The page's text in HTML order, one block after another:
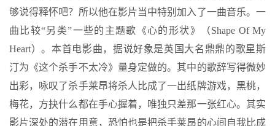
够说得释怀吧？所以他在影片当中特别加入了一曲音乐。一
曲比较“另类”一些的主题歌《心的形状》（Shape Of My
Heart）。本首电影曲，据说好象是英国大名鼎鼎的歌星斯
汀为《这个杀手不太冷》量身定做的。其中的歌辞写得微妙
出彩，咏叹了杀手莱昂将杀人比成了一出纸牌游戏，黑桃，
梅花，方抉什么都在手心握着，唯独只差那一张红心。其实
影片深处的潜在用意，恐怕也是把杀手莱昂的心间自我比成